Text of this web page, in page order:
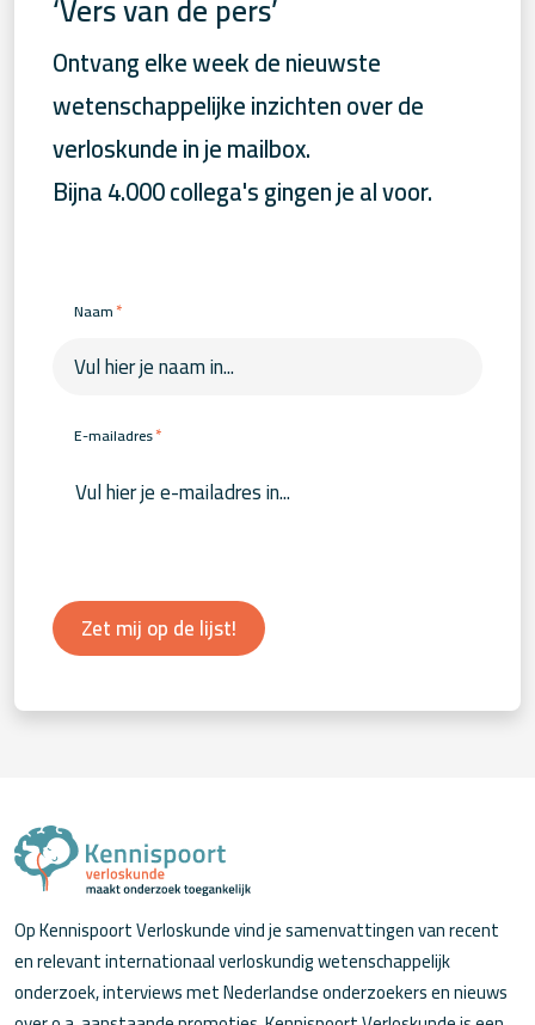
Ontvang elke week de nieuwste
wetenschappelijke inzichten over de
verloskunde in je mailbox.
Bijna 4.000 collega's gingen je al voor.
Naam*
E-mailadres*
Zet mij op de lijst!
Op Kennispoort Verloskunde vind je samenvattingen van recent
en relevant internationaal verloskundig wetenschappelijk
onderzoek, interviews met Nederlandse onderzoekers en nieuws